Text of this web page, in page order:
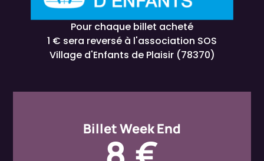
Pour chaque billet acheté
1 € sera reversé à l'association SOS
Village d'Enfants de Plaisir (78370)
Billet Week End